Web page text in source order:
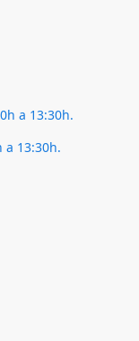
a 13:30h.
a 13:30h.